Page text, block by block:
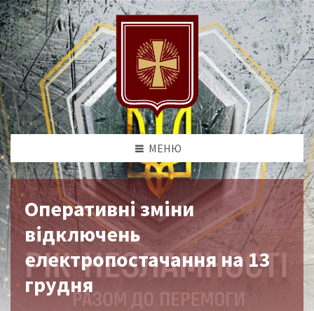
МЕНЮ
Оперативні зміни
відключень
електропостачання на 13
грудня